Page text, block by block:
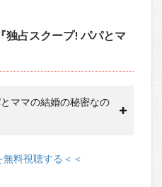
独占スクープ! パパとマ
ママの結婚の秘密なの
料視聴する＜＜